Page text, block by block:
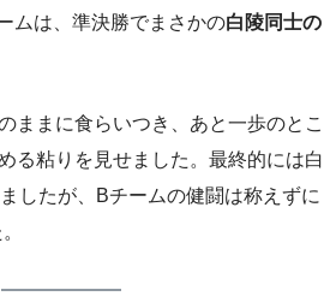
ムは、準決勝でまさかの白陵同士の
ままに食らいつき、あと一歩のとこ
る粘りを見せました。最終的には白
したが、Bチームの健闘は称えずに